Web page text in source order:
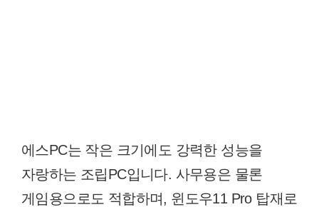
에스PC는 작은 크기에도 강력한 성능을
자랑하는 조립PC입니다. 사무용은 물론
게임용으로도 적합하며, 윈도우11 Pro 탑재로